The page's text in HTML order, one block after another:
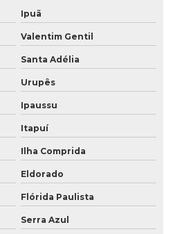
Ipuã
Valentim Gentil
Santa Adélia
Urupês
Ipaussu
Itapuí
Ilha Comprida
Eldorado
Flórida Paulista
Serra Azul